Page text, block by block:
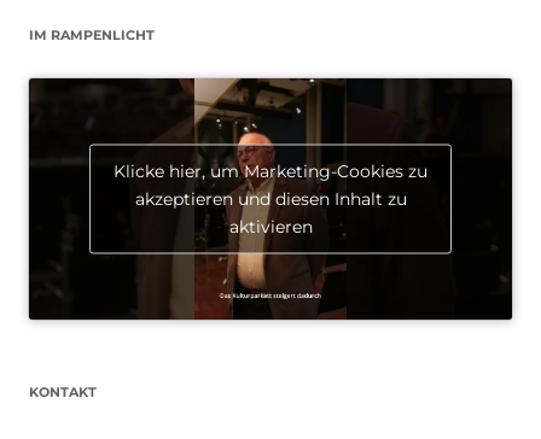
IM RAMPENLICHT
Klicke hier, um Marketing-Cookies zu
akzeptieren und diesen Inhalt zu
aktivieren
KONTAKT